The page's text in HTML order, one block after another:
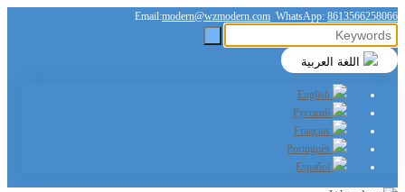
Email:modern@wzmodern.com WhatsApp: 8613566258066